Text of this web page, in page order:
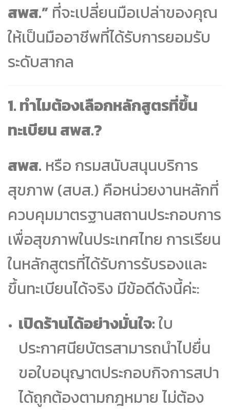
สพส.” ที่จะเปลี่ยนมือเปล่าของคุณ
ให้เป็นมืออาชีพที่ได้รับการยอมรับ
ระดับสากล
1. ทำไมต้องเลือกหลักสูตรที่ขึ้น
ทะเบียน สพส.?
สพส. หรือ กรมสนับสนุนบริการ
สุขภาพ (สบส.) คือหน่วยงานหลักที่
ควบคุมมาตรฐานสถานประกอบการ
เพื่อสุขภาพในประเทศไทย การเรียน
ในหลักสูตรที่ได้รับการรับรองและ
ขึ้นทะเบียนได้จริง มีข้อดีดังนี้ค่ะ:
เปิดร้านได้อย่างมั่นใจ:ใบ
ประกาศนียบัตรสามารถนำไปยื่น
ขอใบอนุญาตประกอบกิจการสปา
ได้ถูกต้องตามกฎหมาย ไม่ต้อง